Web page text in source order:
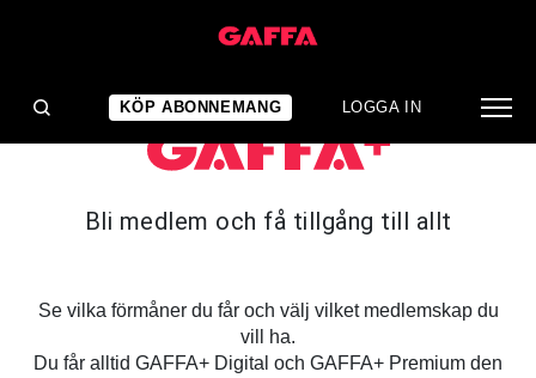
KÖP ABONNEMANG LOGGA IN
Bli medlem och få tillgång till allt
Se vilka förmåner du får och välj vilket medlemskap du
vill ha.
Du får alltid GAFFA+ Digital och GAFFA+ Premium den